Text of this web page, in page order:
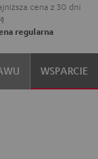
cena z 30 dni
regularna
WSPARCIE